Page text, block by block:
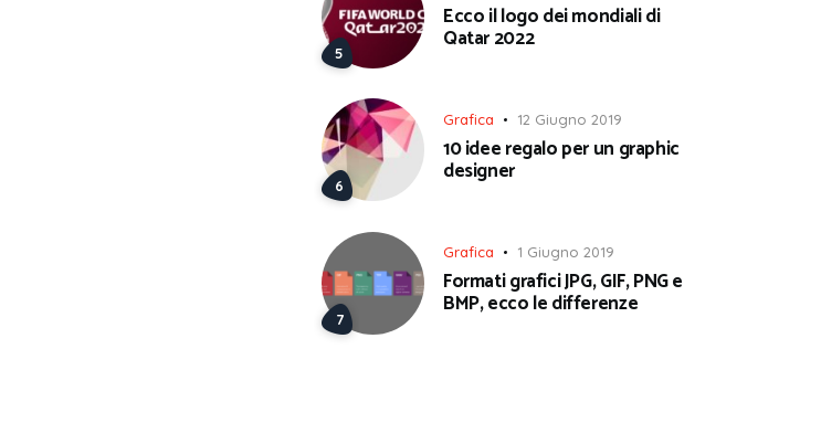
Ecco il logo dei mondiali di
Qatar 2022
Grafica 12 Giugno 2019
10 idee regalo per un graphic
designer
Grafica 1 Giugno 2019
Formati grafici JPG, GIF, PNG e
BMP, ecco le differenze